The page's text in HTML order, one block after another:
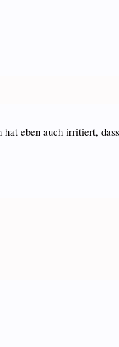
eben auch irritiert,